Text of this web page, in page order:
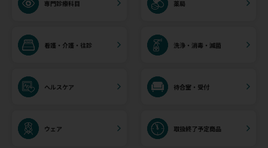
専門診療科目 薬局
看護・介護・往診 洗浄・消毒・滅菌
ヘルスケア 待合室・受付
ウェア 取扱終了予定商品